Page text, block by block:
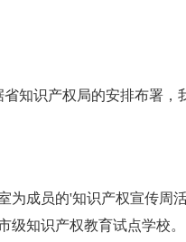
知识产权局的安排布署，
为成员的'知识产权宣传周
级知识产权教育试点学校。